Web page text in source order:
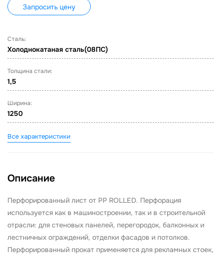
Запросить цену
Сталь:
Холоднокатаная сталь(08ПС)
Толщина стали:
1,5
Ширина:
1250
Все характеристики
Описание
Перфорированный лист от PP ROLLED. Перфорация
используется как в машиностроении, так и в строительной
отрасли: для стеновых панелей, перегородок, балконных и
лестничных ограждений, отделки фасадов и потолков.
Перфорированный прокат применяется для рекламных стоек,